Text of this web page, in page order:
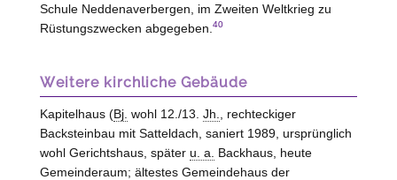
Schule Neddenaverbergen, im Zweiten Weltkrieg zu
Rüstungszwecken abgegeben. 40
Weitere kirchliche Gebäude
Kapitelhaus (Bj. wohl 12./13. Jh.
, rechteckiger
Backsteinbau mit Satteldach, saniert 1989, ursprünglich
wohl Gerichtshaus, später u. a.
Backhaus, heute
Gemeinderaum; ältestes Gemeindehaus der